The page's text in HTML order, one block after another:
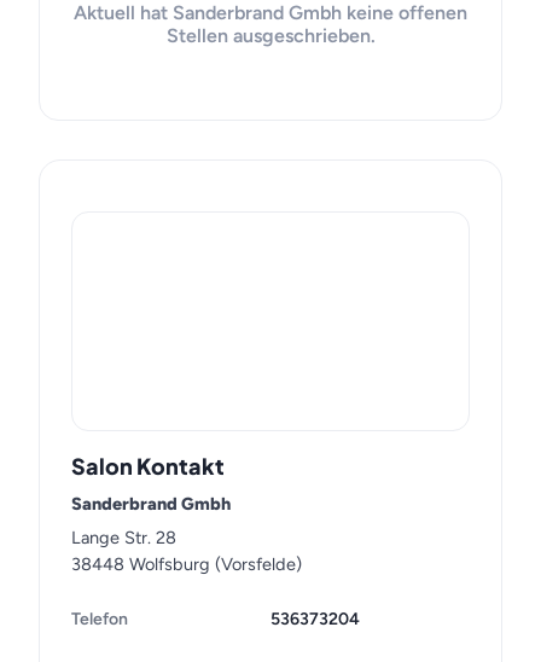
Aktuell hat Sanderbrand Gmbh keine offenen
Stellen ausgeschrieben.
Salon Kontakt
Sanderbrand Gmbh
Lange Str. 28
38448 Wolfsburg (Vorsfelde)
Telefon 536373204